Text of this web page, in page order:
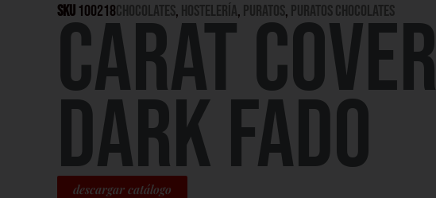
SKU 100218CHOCOLATES, HOSTELERÍA, PURATOS, PURATOS CHOCOLATES
CARAT COVER
DARK FADO
descargar catálogo